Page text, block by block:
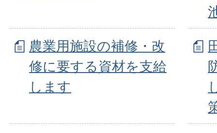
農業用施設の補修・改
修に要する資材を支給
します